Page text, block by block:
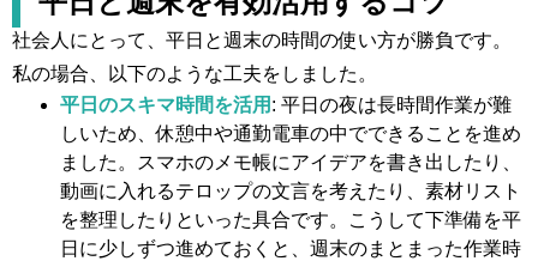
社会人にとって、平日と週末の時間の使い方が勝負です。
私の場合、以下のような工夫をしました。
平日のスキマ時間を活用 : 平日の夜は長時間作業が難
しいため、休憩中や通勤電車の中でできることを進め
ました。スマホのメモ帳にアイデアを書き出したり、
動画に入れるテロップの文言を考えたり、素材リスト
を整理したりといった具合です。こうして下準備を平
日に少しずつ進めておくと、週末のまとまった作業時